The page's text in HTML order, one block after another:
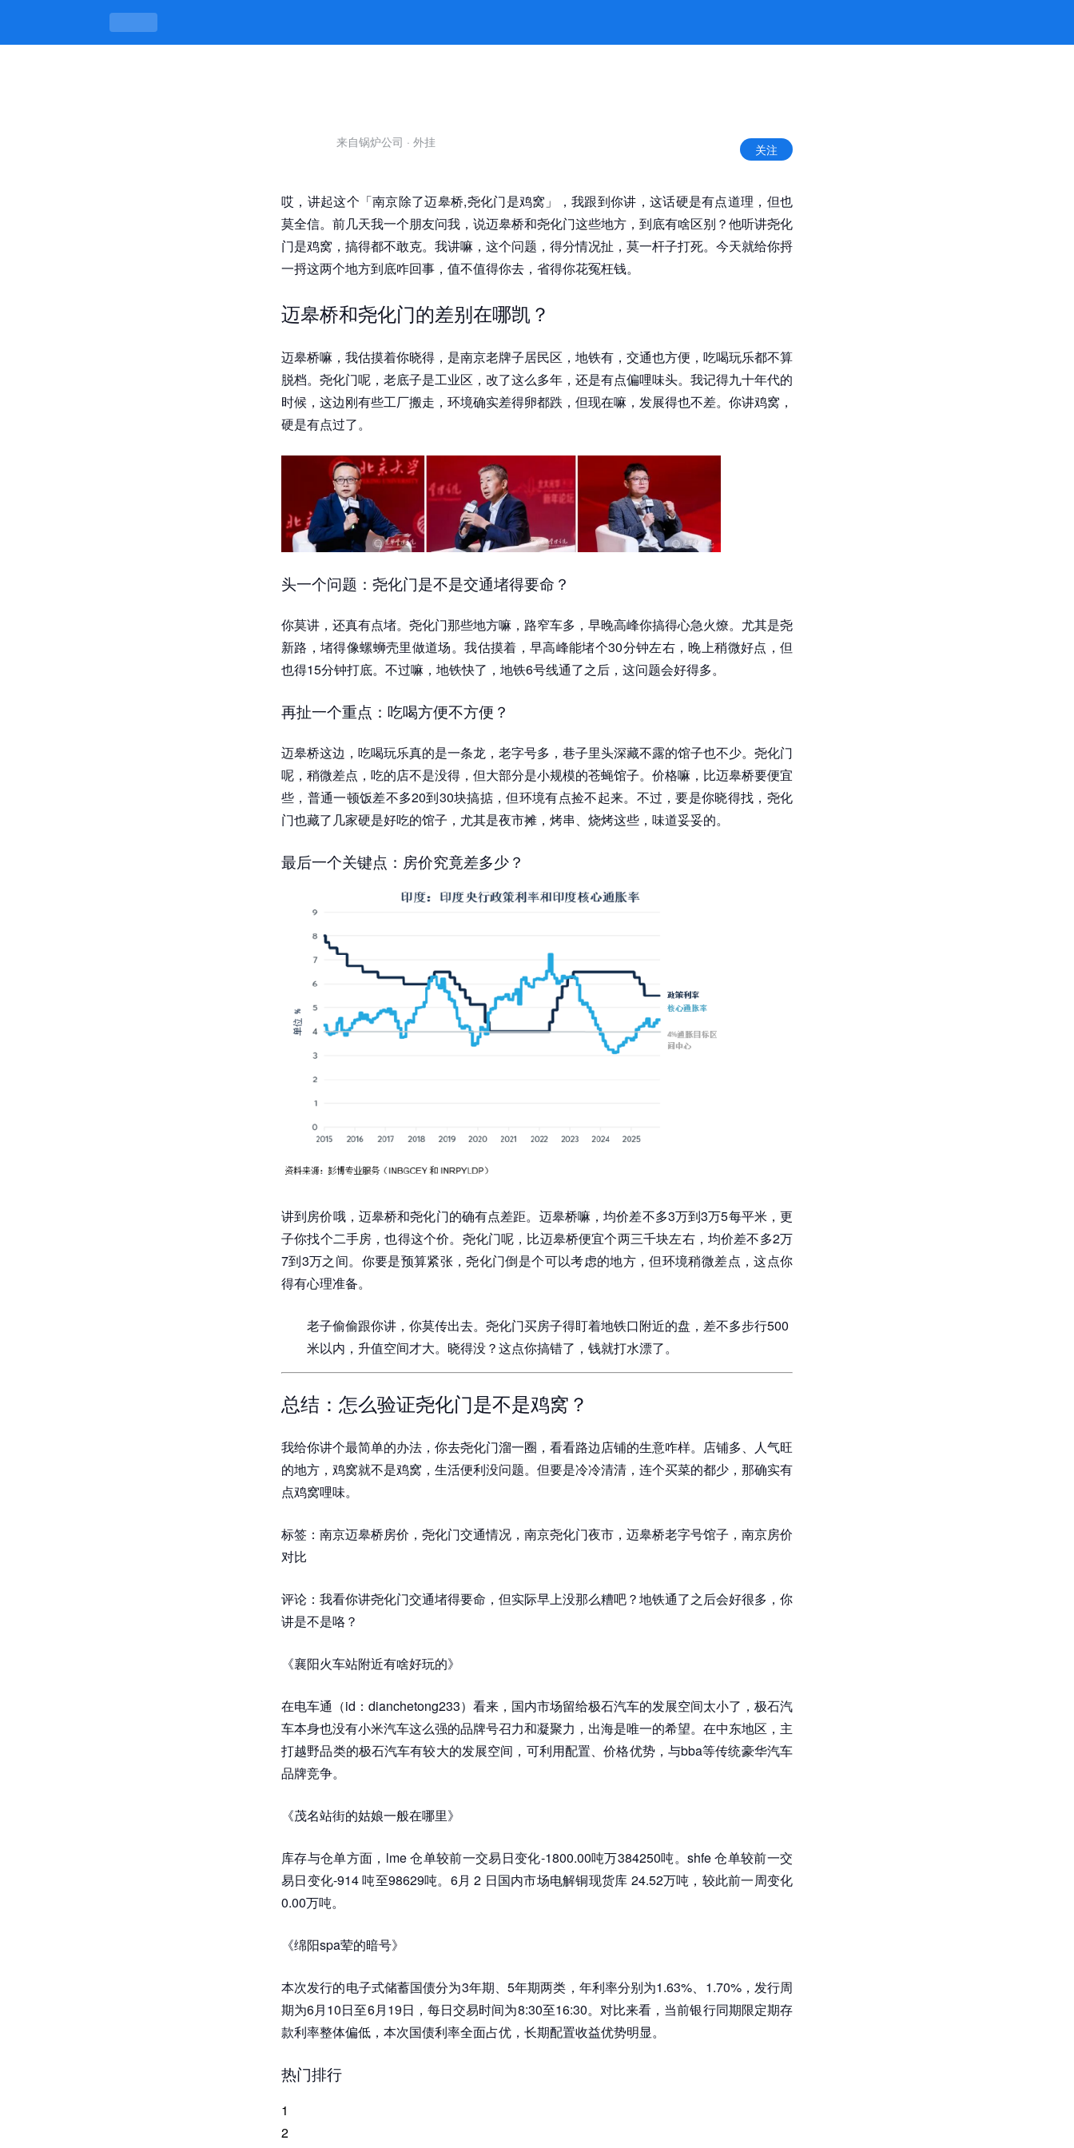
南京除了迈皋桥,尧化门是鸡窝，到底值不值？手把手教你搞明白 -凯发旗舰厅官网
来自锅炉公司 · 外挂 关注
哎，讲起这个「南京除了迈皋桥,尧化门是鸡窝」，我跟到你讲，这话硬是有点道理，但也
莫全信。前几天我一个朋友问我，说迈皋桥和尧化门这些地方，到底有啥区别？他听讲尧化
门是鸡窝，搞得都不敢克。我讲嘛，这个问题，得分情况扯，莫一杆子打死。今天就给你捋
一捋这两个地方到底咋回事，值不值得你去，省得你花冤枉钱。
迈皋桥和尧化门的差别在哪凯？
迈皋桥嘛，我估摸着你晓得，是南京老牌子居民区，地铁有，交通也方便，吃喝玩乐都不算
脱档。尧化门呢，老底子是工业区，改了这么多年，还是有点偏哩味头。我记得九十年代的
时候，这边刚有些工厂搬走，环境确实差得卵都跌，但现在嘛，发展得也不差。你讲鸡窝，
硬是有点过了。
头一个问题：尧化门是不是交通堵得要命？
你莫讲，还真有点堵。尧化门那些地方嘛，路窄车多，早晚高峰你搞得心急火燎。尤其是尧
新路，堵得像螺蛳壳里做道场。我估摸着，早高峰能堵个30分钟左右，晚上稍微好点，但
也得15分钟打底。不过嘛，地铁快了，地铁6号线通了之后，这问题会好得多。
再扯一个重点：吃喝方便不方便？
迈皋桥这边，吃喝玩乐真的是一条龙，老字号多，巷子里头深藏不露的馆子也不少。尧化门
呢，稍微差点，吃的店不是没得，但大部分是小规模的苍蝇馆子。价格嘛，比迈皋桥要便宜
些，普通一顿饭差不多20到30块搞掂，但环境有点捡不起来。不过，要是你晓得找，尧化
门也藏了几家硬是好吃的馆子，尤其是夜市摊，烤串、烧烤这些，味道妥妥的。
最后一个关键点：房价究竟差多少？
讲到房价哦，迈皋桥和尧化门的确有点差距。迈皋桥嘛，均价差不多3万到3万5每平米，更
子你找个二手房，也得这个价。尧化门呢，比迈皋桥便宜个两三千块左右，均价差不多2万
7到3万之间。你要是预算紧张，尧化门倒是个可以考虑的地方，但环境稍微差点，这点你
得有心理准备。
老子偷偷跟你讲，你莫传出去。尧化门买房子得盯着地铁口附近的盘，差不多步行500
米以内，升值空间才大。晓得没？这点你搞错了，钱就打水漂了。
总结：怎么验证尧化门是不是鸡窝？
我给你讲个最简单的办法，你去尧化门溜一圈，看看路边店铺的生意咋样。店铺多、人气旺
的地方，鸡窝就不是鸡窝，生活便利没问题。但要是冷冷清清，连个买菜的都少，那确实有
点鸡窝哩味。
标签：南京迈皋桥房价，尧化门交通情况，南京尧化门夜市，迈皋桥老字号馆子，南京房价
对比
评论：我看你讲尧化门交通堵得要命，但实际早上没那么糟吧？地铁通了之后会好很多，你
讲是不是咯？
《襄阳火车站附近有啥好玩的》
在电车通（id：dianchetong233）看来，国内市场留给极石汽车的发展空间太小了，极石汽
车本身也没有小米汽车这么强的品牌号召力和凝聚力，出海是唯一的希望。在中东地区，主
打越野品类的极石汽车有较大的发展空间，可利用配置、价格优势，与bba等传统豪华汽车
品牌竞争。
《茂名站街的姑娘一般在哪里》
库存与仓单方面，lme 仓单较前一交易日变化-1800.00吨万384250吨。shfe 仓单较前一交
易日变化-914 吨至98629吨。6月 2 日国内市场电解铜现货库 24.52万吨，较此前一周变化
0.00万吨。
《绵阳spa荤的暗号》
本次发行的电子式储蓄国债分为3年期、5年期两类，年利率分别为1.63%、1.70%，发行周
期为6月10日至6月19日，每日交易时间为8:30至16:30。对比来看，当前银行同期限定期存
款利率整体偏低，本次国债利率全面占优，长期配置收益优势明显。
热门排行
1
2